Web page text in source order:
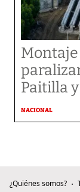
Paitilla
NACIONAL
¿Quiénes somos?